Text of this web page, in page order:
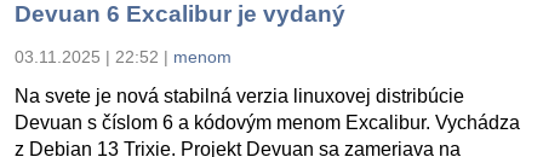
Devuan 6 Excalibur je vydaný
03.11.2025 | 22:52 | menom
Na svete je nová stabilná verzia linuxovej distribúcie
Devuan s číslom 6 a kódovým menom Excalibur. Vychádza
z Debian 13 Trixie. Projekt Devuan sa zameriava na